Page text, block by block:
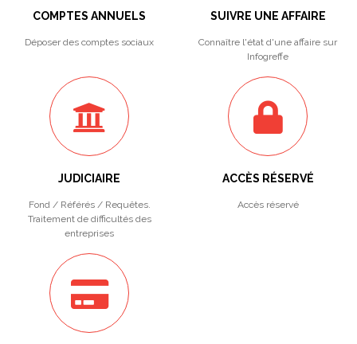
COMPTES ANNUELS
Déposer des comptes sociaux
SUIVRE UNE AFFAIRE
Connaître l'état d'une affaire sur
Infogreffe
JUDICIAIRE
Fond / Référés / Requêtes.
Traitement de difficultés des
entreprises
ACCÈS RÉSERVÉ
Accès réservé